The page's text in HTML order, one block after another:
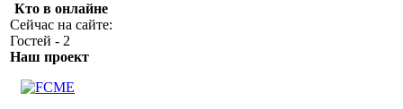
Кто в онлайне
Сейчас на сайте:
Гостей - 2
Наш проект